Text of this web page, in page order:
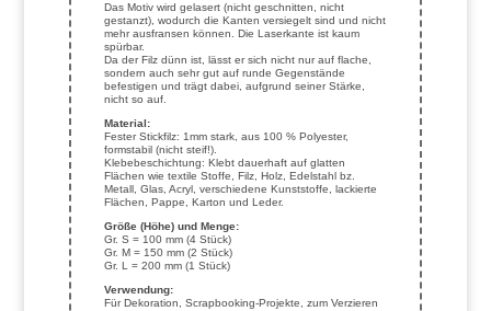
Das Motiv wird gelasert (nicht geschnitten, nicht
gestanzt), wodurch die Kanten versiegelt sind und nicht
mehr ausfransen können. Die Laserkante ist kaum
spürbar.
Da der Filz dünn ist, lässt er sich nicht nur auf flache,
sondern auch sehr gut auf runde Gegenstände
befestigen und trägt dabei, aufgrund seiner Stärke,
nicht so auf.
Material:
Fester Stickfilz: 1mm stark, aus 100 % Polyester,
formstabil (nicht steif!).
Klebebeschichtung: Klebt dauerhaft auf glatten
Flächen wie textile Stoffe, Filz, Holz, Edelstahl bz.
Metall, Glas, Acryl, verschiedene Kunststoffe, lackierte
Flächen, Pappe, Karton und Leder.
Größe (Höhe) und Menge:
Gr. S = 100 mm (4 Stück)
Gr. M = 150 mm (2 Stück)
Gr. L = 200 mm (1 Stück)
Verwendung:
Für Dekoration, Scrapbooking-Projekte, zum Verzieren